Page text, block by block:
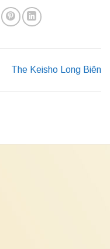
The Keisho Long Biên